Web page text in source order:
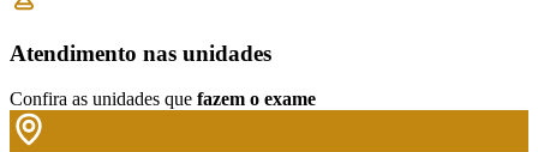
Atendimento nas unidades
Confira as unidades que fazem o exame